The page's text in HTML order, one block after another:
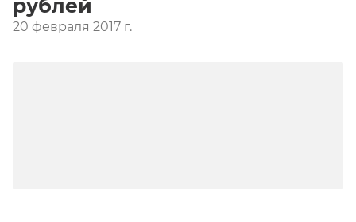
рублей
20 февраля 2017 г.